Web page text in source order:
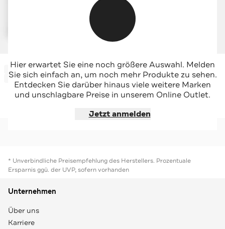
KJUS
Skijacke mehrfarbig
-50%*
Sale
Jetzt shoppen
KJUS
Skihose 'Briar' zweifarbig
-34%*
Jetzt shoppen
Hier erwartet Sie eine noch größere Auswahl. Melden
Sie sich einfach an, um noch mehr Produkte zu sehen.
Entdecken Sie darüber hinaus viele weitere Marken
und unschlagbare Preise in unserem Online Outlet.
Jetzt anmelden
* Unverbindliche Preisempfehlung des Herstellers. Prozentuale
Ersparnis ggü. der UVP, sofern vorhanden
Unternehmen
Über uns
Karriere